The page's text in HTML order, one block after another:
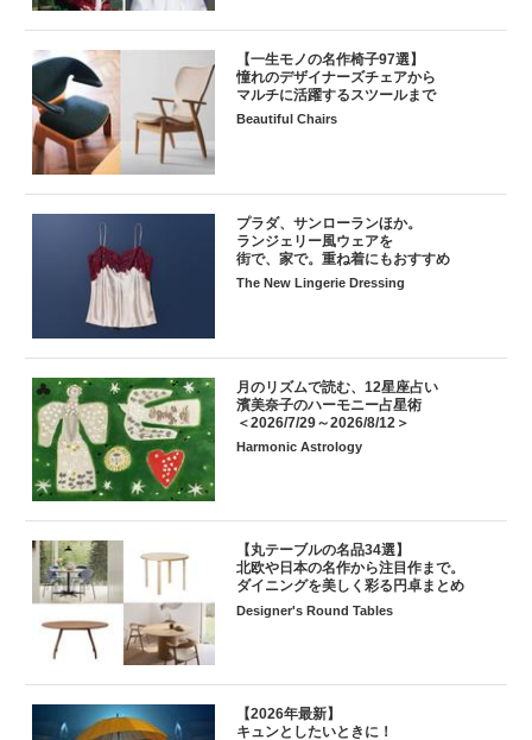
【一生モノの名作椅子97選】
憧れのデザイナーズチェアから
マルチに活躍するスツールまで
Beautiful Chairs
プラダ、サンローランほか。
ランジェリー風ウェアを
街で、家で。重ね着にもおすすめ
The New Lingerie Dressing
月のリズムで読む、12星座占い
濱美奈子のハーモニー占星術
＜2026/7/29～2026/8/12＞
Harmonic Astrology
【丸テーブルの名品34選】
北欧や日本の名作から注目作まで。
ダイニングを美しく彩る円卓まとめ
Designer's Round Tables
【2026年最新】
キュンとしたいときに！